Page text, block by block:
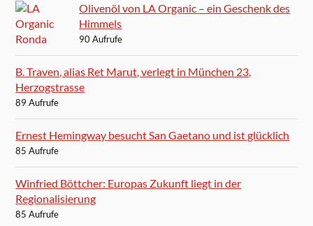
Olivenöl von LA Organic – ein Geschenk des
Himmels
90 Aufrufe
B. Traven, alias Ret Marut, verlegt in München 23,
Herzogstrasse
89 Aufrufe
Ernest Hemingway besucht San Gaetano und ist glücklich
85 Aufrufe
Winfried Böttcher: Europas Zukunft liegt in der
Regionalisierung
85 Aufrufe